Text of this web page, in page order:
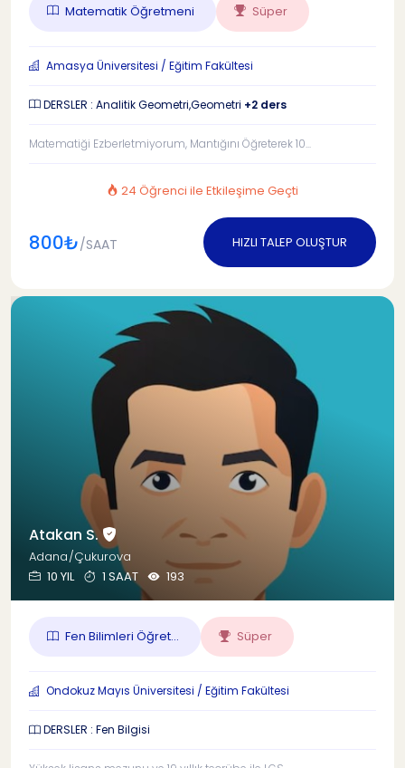
Matematik Öğretmeni Süper
Amasya Üniversitesi / Eğitim Fakültesi
DERSLER : Analitik Geometri,Geometri +2 ders
Matematiği Ezberletmiyorum, Mantığını Öğreterek 10...
24 Öğrenci ile Etkileşime Geçti
800₺/SAAT HIZLI TALEP OLUŞTUR
Atakan S.
Adana/Çukurova
10 YIL
1 SAAT 193
Fen Bilimleri Öğret... Süper
Ondokuz Mayıs Üniversitesi / Eğitim Fakültesi
DERSLER : Fen Bilgisi